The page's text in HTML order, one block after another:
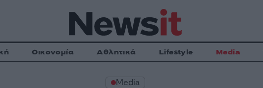
Οικονομία Αθλητικά Lifestyle Media
Media